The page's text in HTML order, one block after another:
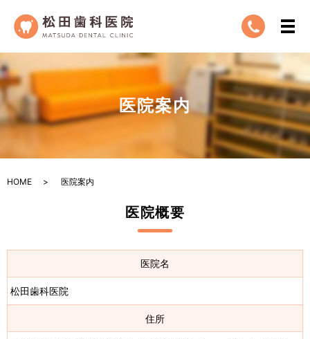
医院案内
HOME 医院案内
医院概要
医院名
松田歯科医院
住所